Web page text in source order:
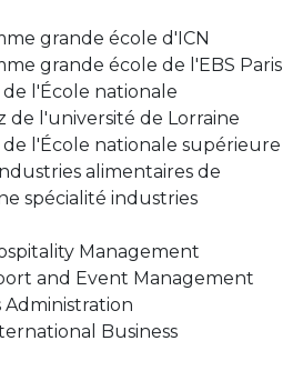
grande école d'ICN
grande école de l'EBS Paris
l'École nationale
de l'université de Lorraine
l'École nationale supérieure
alimentaires de
spécialité industries
Management
and Event Management
Administration
Business